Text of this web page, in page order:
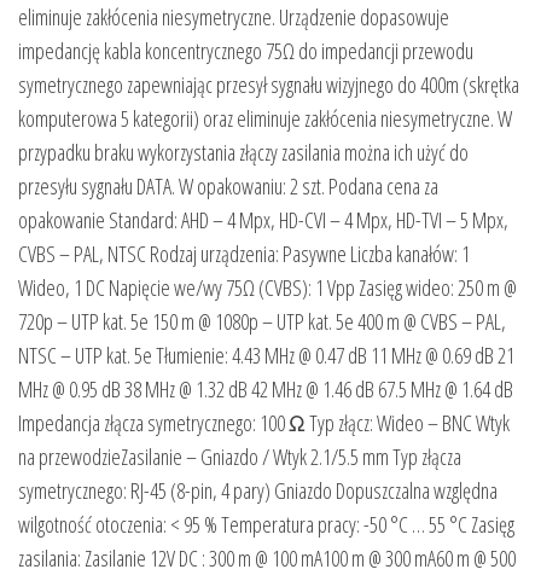
eliminuje zakłócenia niesymetryczne. Urządzenie dopasowuje
impedancję kabla koncentrycznego 75Ω do impedancji przewodu
symetrycznego zapewniając przesył sygnału wizyjnego do 400m (skrętka
komputerowa 5 kategorii) oraz eliminuje zakłócenia niesymetryczne. W
przypadku braku wykorzystania złączy zasilania można ich użyć do
przesyłu sygnału DATA. W opakowaniu: 2 szt. Podana cena za
opakowanie Standard: AHD – 4 Mpx, HD-CVI – 4 Mpx, HD-TVI – 5 Mpx,
CVBS – PAL, NTSC Rodzaj urządzenia: Pasywne Liczba kanałów: 1
Wideo, 1 DC Napięcie we/wy 75Ω (CVBS): 1 Vpp Zasięg wideo: 250 m @
720p – UTP kat. 5e 150 m @ 1080p – UTP kat. 5e 400 m @ CVBS – PAL,
NTSC – UTP kat. 5e Tłumienie: 4.43 MHz @ 0.47 dB 11 MHz @ 0.69 dB 21
MHz @ 0.95 dB 38 MHz @ 1.32 dB 42 MHz @ 1.46 dB 67.5 MHz @ 1.64 dB
Impedancja złącza symetrycznego: 100 Ω Typ złącz: Wideo – BNC Wtyk
na przewodzieZasilanie – Gniazdo / Wtyk 2.1/5.5 mm Typ złącza
symetrycznego: RJ-45 (8-pin, 4 pary) Gniazdo Dopuszczalna względna
wilgotność otoczenia: < 95 % Temperatura pracy: -50 °C … 55 °C Zasięg
zasilania: Zasilanie 12V DC : 300 m @ 100 mA100 m @ 300 mA60 m @ 500